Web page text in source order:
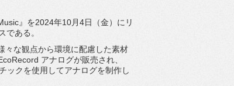
』を2024年10月4日（金）にリ
である。
々な観点から環境に配慮した素材
アナログが販売され、
ックを使用してアナログを制作し